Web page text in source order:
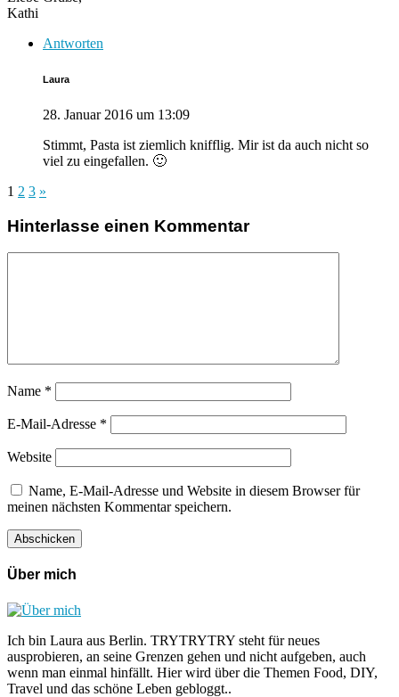
Kathi
Antworten
Laura
28. Januar 2016 um 13:09
Stimmt, Pasta ist ziemlich knifflig. Mir ist da auch nicht so
viel zu eingefallen. 🙂
1 2 3 »
Hinterlasse einen Kommentar
Name *
E-Mail-Adresse *
Website
Name, E-Mail-Adresse und Website in diesem Browser für
meinen nächsten Kommentar speichern.
Über mich
Ich bin Laura aus Berlin. TRYTRYTRY steht für neues
ausprobieren, an seine Grenzen gehen und nicht aufgeben, auch
wenn man einmal hinfällt. Hier wird über die Themen Food, DIY,
Travel und das schöne Leben gebloggt..